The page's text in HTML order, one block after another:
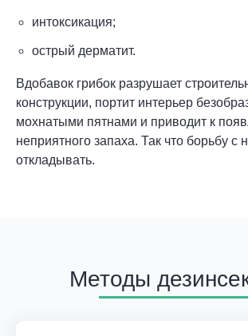
интоксикация;
острый дерматит.
Вдобавок грибок разрушает
конструкции, портит интерьер
мохнатыми пятнами и приводит к
неприятного запаха. Так что борьбу с
откладывать.
Методы